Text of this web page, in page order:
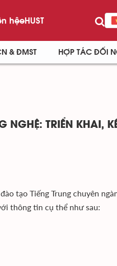
hệeHUST
& ĐMST HỢP TÁC ĐỐI
TRIỂN KHAI,
tạo Tiếng Trung chuyên
thông tin cụ thể như sau: